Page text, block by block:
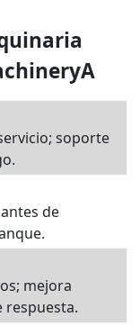
soporte
de
mejora
respuesta.